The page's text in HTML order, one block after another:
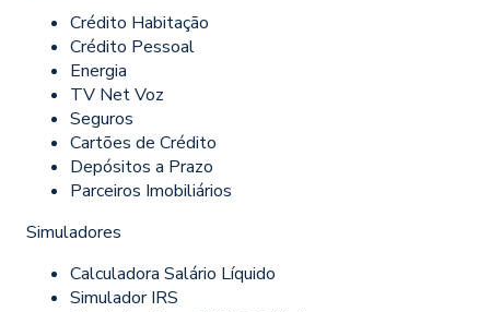
Crédito Habitação
Crédito Pessoal
Energia
TV Net Voz
Seguros
Cartões de Crédito
Depósitos a Prazo
Parceiros Imobiliários
Simuladores
Calculadora Salário Líquido
Simulador IRS